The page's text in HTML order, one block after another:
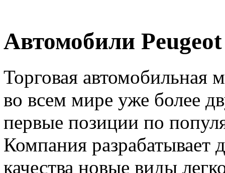
Автомобили
Торговая автомобильная
во всем мире уже более
первые позиции по
Компания разрабатывает
качества новые виды